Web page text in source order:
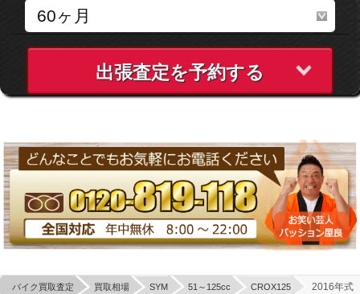
出張査定を予約する
バイク買取査定 買取相場 SYM 51～125cc CROX125 2016年式